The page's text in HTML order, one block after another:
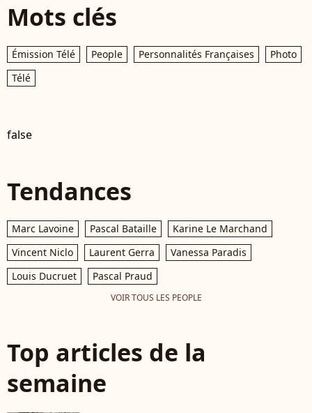
Mots clés
Émission Télé People Personnalités Françaises
Photo
Télé
false
Tendances
Marc Lavoine Pascal Bataille
Karine Le Marchand
Vincent Niclo
Laurent Gerra
Vanessa Paradis
Louis Ducruet
Pascal Praud
VOIR TOUS LES PEOPLE
Top articles de la
semaine